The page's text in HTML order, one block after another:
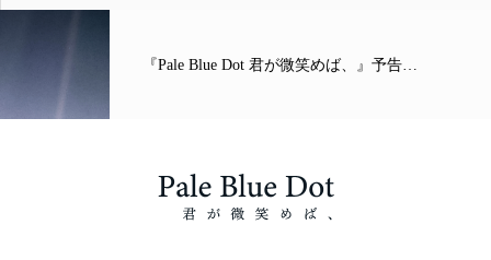
『Pale Blue Dot 君が微笑めば、』予告…